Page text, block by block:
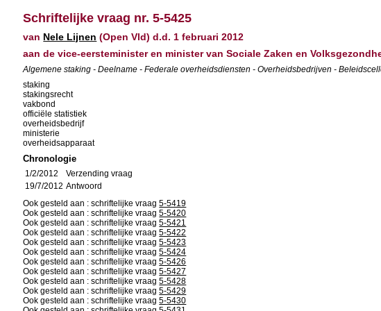
Schriftelijke vraag nr. 5-5425
van Nele Lijnen (Open Vld) d.d. 1 februari 2012
aan de vice-eersteminister en minister van Sociale Zaken en
Algemene staking - Deelname - Federale overheidsdiensten - Overheidsbedrijven -
staking
stakingsrecht
vakbond
officiële statistiek
overheidsbedrijf
ministerie
overheidsapparaat
Chronologie
1/2/2012
Verzending vraag
19/7/2012 Antwoord
Ook gesteld aan : schriftelijke vraag5-5419
Ook gesteld aan : schriftelijke vraag5-5420
Ook gesteld aan : schriftelijke vraag5-5421
Ook gesteld aan : schriftelijke vraag5-5422
Ook gesteld aan : schriftelijke vraag5-5423
Ook gesteld aan : schriftelijke vraag5-5424
Ook gesteld aan : schriftelijke vraag5-5426
Ook gesteld aan : schriftelijke vraag5-5427
Ook gesteld aan : schriftelijke vraag5-5428
Ook gesteld aan : schriftelijke vraag5-5429
Ook gesteld aan : schriftelijke vraag5-5430